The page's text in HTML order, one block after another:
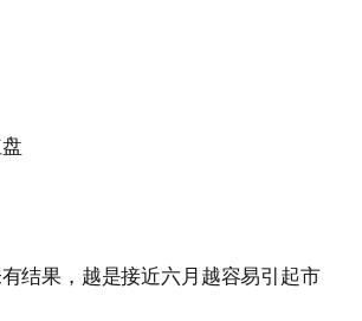
结果，越是接近六月越容易引起市